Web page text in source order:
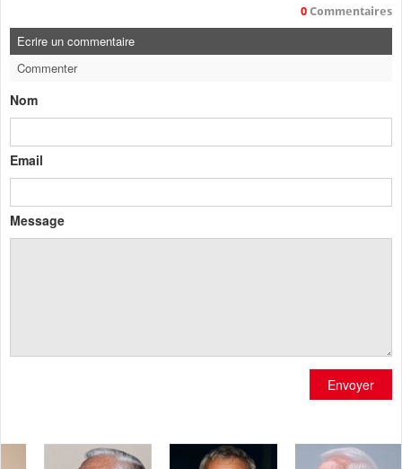
0 Commentaires
Ecrire un commentaire
Commenter
Nom
Email
Message
Envoyer